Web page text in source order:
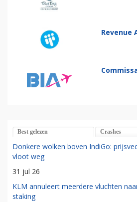
Revenue
Best gelezen Crashes
Donkere wolken boven IndiGo:
vloot weg
31 jul 26
KLM annuleert meerdere vluchten
staking